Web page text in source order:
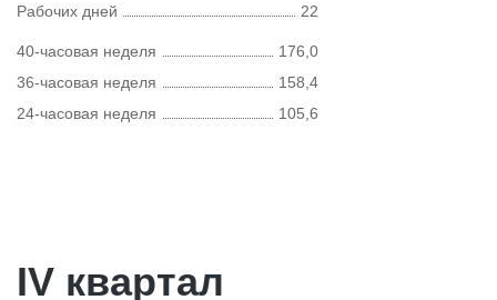
Рабочих дней
22
40-часовая неделя
176,0
36-часовая неделя
158,4
24-часовая неделя
105,6
IV квартал